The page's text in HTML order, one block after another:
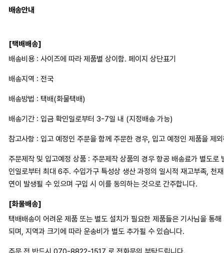
배송안내
[택배배송]
배송비용 : 사이즈에 따라 제품별 상이함. 페이지 상단표기
배송지역 : 전국
배송방법 : 택배(화물택배)
배송기간 : 입금 확인일로부터 3-7일 내 (지정배송 가능)
참고사항 : 입고 예정인 주문을 함께 주문한 경우, 입고 예정인 제품을 제
주문제작 및 입고예정 상품 : 주문제작 상품의 경우 항공 배송료가 별도로
인일로부터 최대 6주. 수입가구 특성상 생산 과정의 일시적 재고부족, 천
연이 발생될 수 있으며 구입 시 이를 동의하는 것으로 간주합니다.
[화물배송]
택배배송이 어려운 제품 또는 별도 설치가 필요한 제품들은 기사님을 통
되며, 지역과 크기에 따라 운송비가 별도 추가될 수 있습니다.